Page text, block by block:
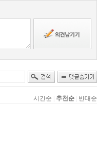
시간순 추천순 반대순